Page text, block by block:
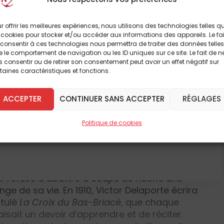
offrir les meilleures expériences, nous utilisons des technologies telles
pour stocker et/ou accéder aux informations des appareils. Le
à ces technologies nous permettra de traiter des données telles
le comportement de navigation ou les ID uniques sur ce site. Le fait de
consentir ou de retirer son consentement peut avoir un effet négatif sur
caractéristiques et fonctions.
ACCEPTER CONTINUER SANS ACCEPTER RÉGLAGES
Politique de cookies
par le passage d’une descolonnes
celle du général Cordelier, la même qui
et de la Chapelle-Basse-Mer, toute
de la population – notamment des
enfants et des vieillards – et la destruction
grande partie de son patrimoine
l’église paroissiale et tous les châteaux,
dans sa mémoire lemartyr, le 9 mars
refusé d’abattre à coups de hache une
de sa vie. En 1910, Victor Delaporte écrira
La Croix du Bas-Briacé, que chaque
un devoir d’apprendre et de réciter.
lire cet article
autres
À PRÉSENT